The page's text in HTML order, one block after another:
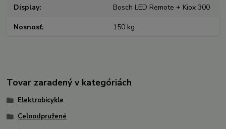
Display Bosch LED Remote + Kiox 300
Nosnosť 150 kg
Tovar zaradený v kategóriách
Elektrobicykle
Celoodpružené